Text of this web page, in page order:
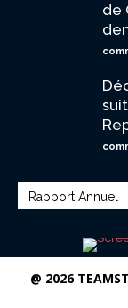
de
Rapport Annuel
@ 2026